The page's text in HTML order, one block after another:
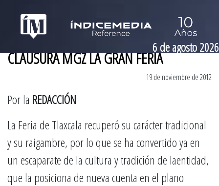
6 de agosto 2026
CLAUSURA MGZ LA GRAN FERIA
19 de noviembre de 2012
Por la REDACCIÓN
La Feria de Tlaxcala recuperó su carácter tradicional
y su raigambre, por lo que se ha convertido ya en
un escaparate de la cultura y tradición de laentidad,
que la posiciona de nueva cuenta en el plano